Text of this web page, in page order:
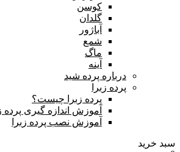
کوسن
گلدان
آباژور
شمع
ماگ
آینه
درباره پرده شید
پرده زبرا
پرده زبرا چیست؟
آموزش اندازه گیری پرده
آموزش نصب پرده زبرا
سبد خرید